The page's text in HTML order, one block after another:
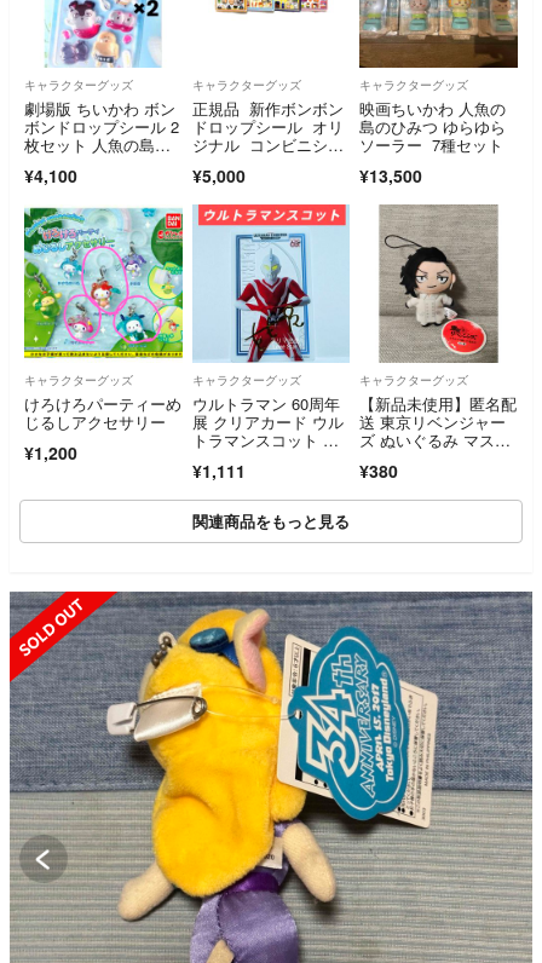
キャラクターグッズ
劇場版 ちいかわ ボン
ボンドロップシール 2
枚セット 人魚の島の
¥4,100
キャラクターグッズ
正規品 新作ボンボン
ドロップシール オリ
ジナル コンビニシリ
¥5,000
キャラクターグッズ
映画ちいかわ 人魚の
島のひみつ ゆらゆら
ソーラー 7種セット
¥13,500
キャラクターグッズ
けろけろパーティーめ
じるしアクセサリー
¥1,200
キャラクターグッズ
ウルトラマン 60周年
展 クリアカード ウル
トラマンスコット 入
¥1,111
キャラクターグッズ
【新品未使用】匿名配
送 東京リベンジャー
ズ ぬいぐるみ マスコ
¥380
関連商品をもっと見る
SOLD OUT